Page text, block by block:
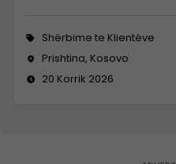
Shërbime te Klientëve
Prishtina, Kosovo
20 Korrik 2026